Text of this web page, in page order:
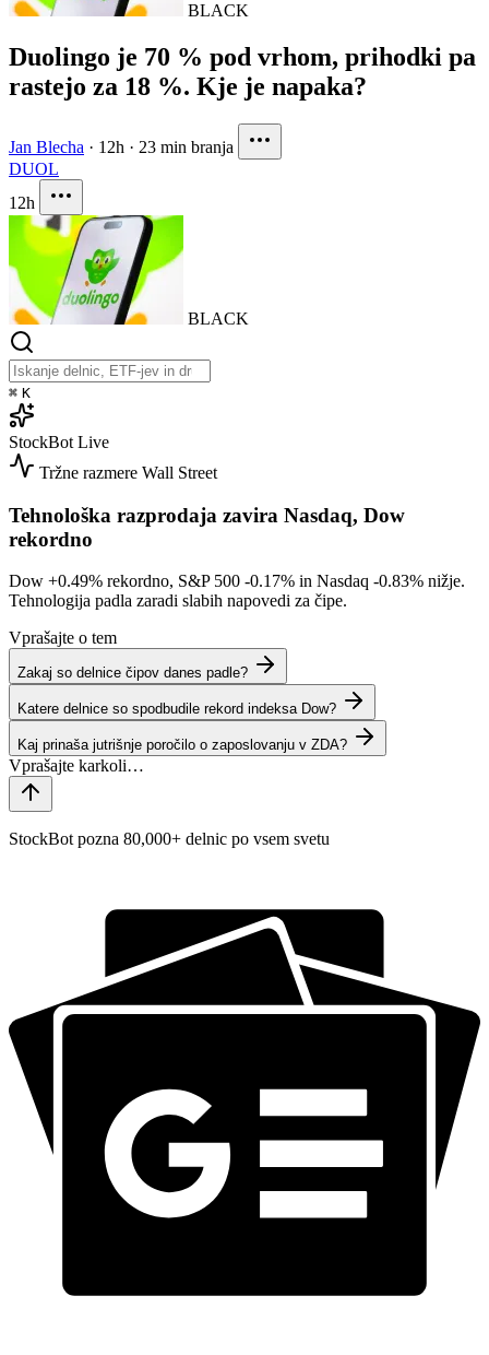
BLACK
Duolingo je 70 % pod vrhom, prihodki pa
rastejo za 18 %. Kje je napaka?
Jan Blecha · 12h · 23 min branja
DUOL
12h
BLACK
⌘ K
StockBot Live
Tržne razmere Wall Street
Tehnološka razprodaja zavira Nasdaq, Dow
rekordno
Dow +0.49% rekordno, S&P 500 -0.17% in Nasdaq -0.83% nižje.
Tehnologija padla zaradi slabih napovedi za čipe.
Vprašajte o tem
Zakaj so delnice čipov danes padle?
Katere delnice so spodbudile rekord indeksa Dow?
Kaj prinaša jutrišnje poročilo o zaposlovanju v ZDA?
StockBot pozna 80,000+ delnic po vsem svetu